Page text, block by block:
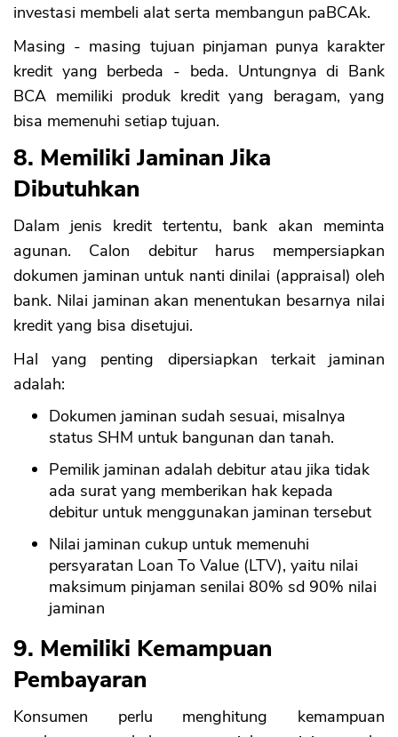
investasi membeli alat serta membangun paBCAk.
Masing - masing tujuan pinjaman punya karakter
kredit yang berbeda - beda. Untungnya di Bank
BCA memiliki produk kredit yang beragam, yang
bisa memenuhi setiap tujuan.
8. Memiliki Jaminan Jika
Dibutuhkan
Dalam jenis kredit tertentu, bank akan meminta
agunan. Calon debitur harus mempersiapkan
dokumen jaminan untuk nanti dinilai (appraisal) oleh
bank. Nilai jaminan akan menentukan besarnya nilai
kredit yang bisa disetujui.
Hal yang penting dipersiapkan terkait jaminan
adalah:
Dokumen jaminan sudah sesuai, misalnya
status SHM untuk bangunan dan tanah.
Pemilik jaminan adalah debitur atau jika tidak
ada surat yang memberikan hak kepada
debitur untuk menggunakan jaminan tersebut
Nilai jaminan cukup untuk memenuhi
persyaratan Loan To Value (LTV), yaitu nilai
maksimum pinjaman senilai 80% sd 90% nilai
jaminan
9. Memiliki Kemampuan
Pembayaran
Konsumen perlu menghitung kemampuan